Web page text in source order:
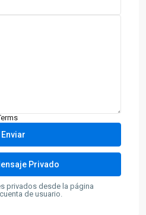
privados desde la página
de usuario.